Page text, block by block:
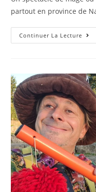
partout en province de
Continuer La Lecture